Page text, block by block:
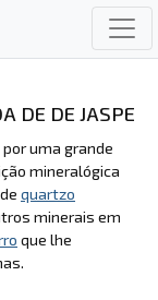
DE DE JASPE
uma grande
mineralógica
quartzo
minerais em
que lhe